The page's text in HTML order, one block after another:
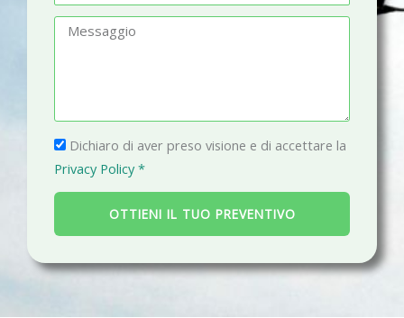
fm
a
g
g
i
P
r
i
a
c
Dichiaro di aver preso visione e di accettare la
Privacy Policy *
OTTIENI IL TUO PREVENTIVO